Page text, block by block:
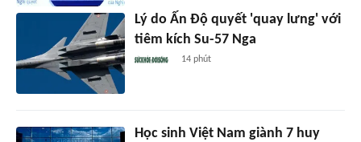
Lý do Ấn Độ quyết 'quay lưng' với
tiêm kích Su-57 Nga
14 phút
Học sinh Việt Nam giành 7 huy